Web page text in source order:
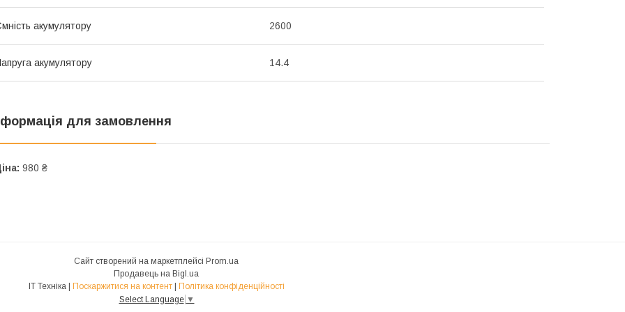
акумулятору 2600
акумулятору 14.4
для замовлення
980 ₴
Сайт створений на маркетплейсі Prom.ua
Продавець на Bigl.ua
IT Техніка | Поскаржитися на контент | Політика конфіденційності
Select Language ▼